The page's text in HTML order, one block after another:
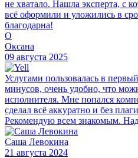
не хватало. Нашла эксперта, с
всё оформили и уложились в
благодарна!
О
Оксана
09 августа 2025
Услугами пользовалась в
минусов, очень удобно, что
исполнителя. Мне попался
сделал всё аккуратно и без
Рекомендую всем знакомым.
Саша Левокина
21 августа 2024